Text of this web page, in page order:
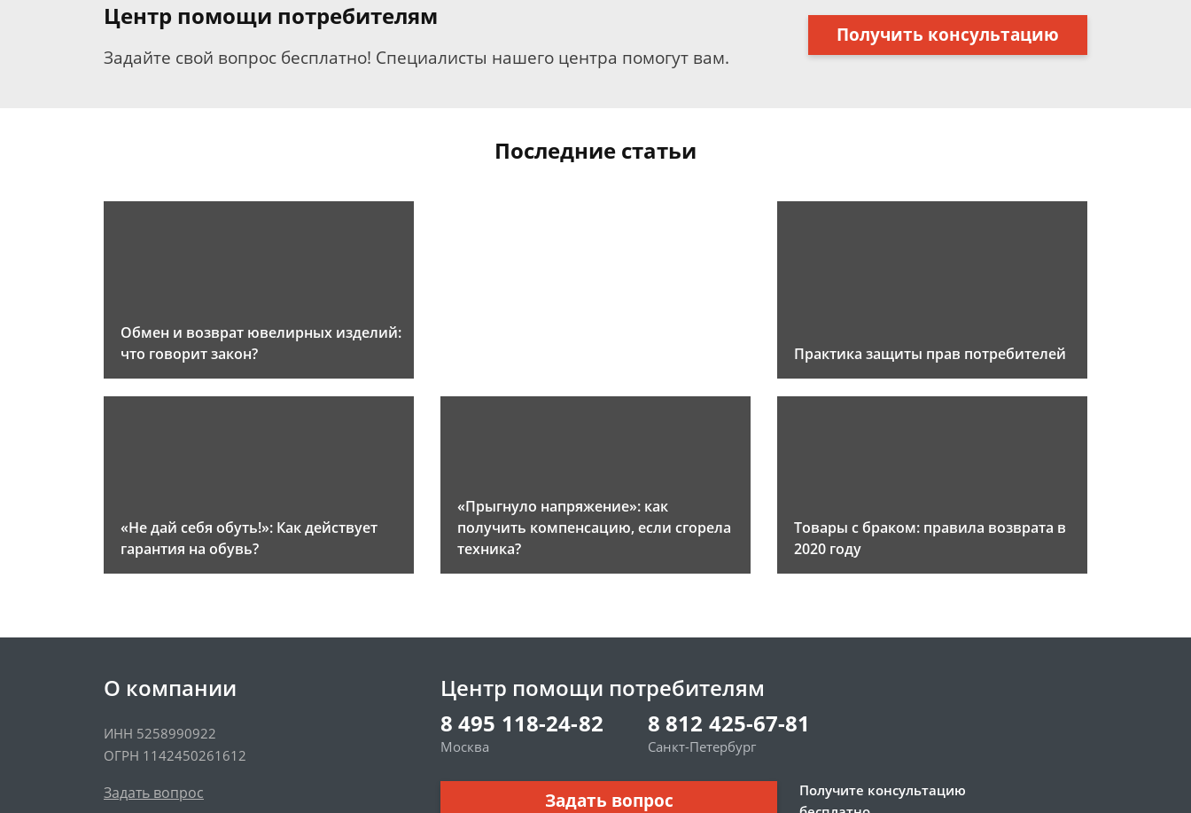
Центр помощи потребителям
Задайте свой вопрос бесплатно! Специалисты нашего центра помогут вам.
Получить консультацию
Последние статьи
Обмен и возврат ювелирных изделий:
что говорит закон?
Практика защиты прав потребителей
«Не дай себя обуть!»: Как действует
гарантия на обувь?
«Прыгнуло напряжение»: как
получить компенсацию, если сгорела
техника?
Товары с браком: правила возврата в
2020 году
О компании
ИНН 5258990922
ОГРН 1142450261612
Задать вопрос
Центр помощи потребителям
8 495 118-24-82
Москва
8 812 425-67-81
Санкт-Петербург
Задать вопрос
Получите консультацию